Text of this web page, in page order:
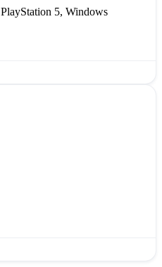
5, Windows